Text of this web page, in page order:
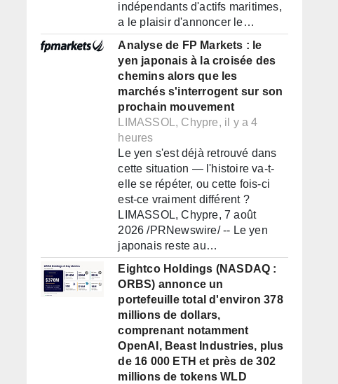
indépendants d'actifs maritimes,
a le plaisir d'annoncer le…
Analyse de FP Markets : le
yen japonais à la croisée des
chemins alors que les
marchés s'interrogent sur son
prochain mouvement
LIMASSOL, Chypre, il y a 4
heures
Le yen s'est déjà retrouvé dans
cette situation — l'histoire va-t-
elle se répéter, ou cette fois-ci
est-ce vraiment différent ?
LIMASSOL, Chypre, 7 août
2026 /PRNewswire/ -- Le yen
japonais reste au…
Eightco Holdings (NASDAQ :
ORBS) annonce un
portefeuille total d'environ 378
millions de dollars,
comprenant notamment
OpenAI, Beast Industries, plus
de 16 000 ETH et près de 302
millions de tokens WLD